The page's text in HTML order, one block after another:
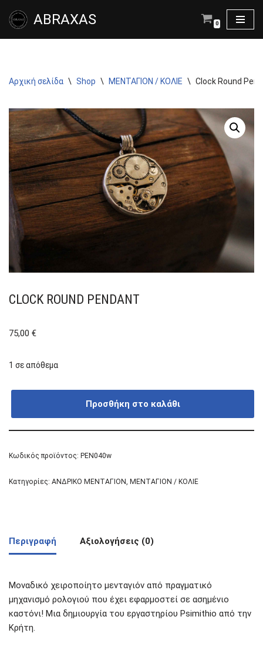
Μεταπηδήστε
ABRAXAS 0
Αρχική σελίδα \ Shop \ ΜΕΝΤΑΓΙΟΝ / ΚΟΛΙΕ \ Clock Round
CLOCK ROUND PENDANT
75,00 €
1 σε απόθεμα
Προσθήκη στο καλάθι
Κωδικός προϊόντος: PEN040w
Κατηγορίες: ΑΝΔΡΙΚΟ ΜΕΝΤΑΓΙΟΝ ΜΕΝΤΑΓΙΟΝ / ΚΟΛΙΕ
Περιγραφή Αξιολογήσεις (0)
Μοναδικό χειροποίητο μενταγιόν από πραγματικό
μηχανισμό ρολογιού που έχει εφαρμοστεί σε ασημένιο
καστόνι! Μια δημιουργία του εργαστηρίου Psimithio από την
Κρήτη.